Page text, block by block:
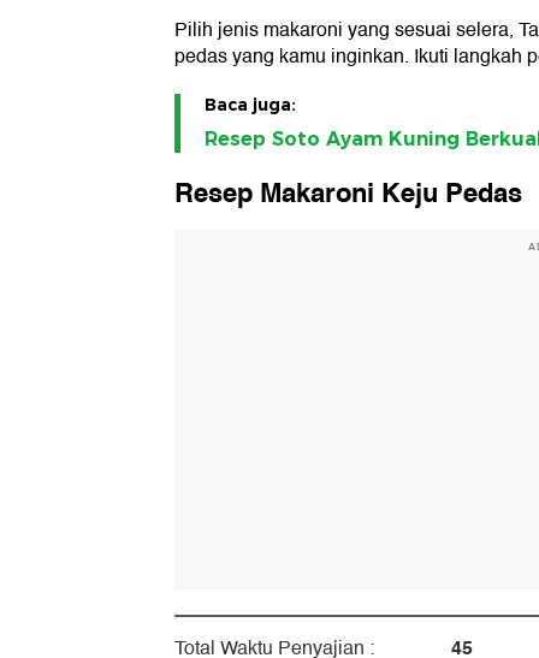
Pilih jenis makaroni yang sesuai selera,
pedas yang kamu inginkan. Ikuti langkah
Baca juga:
Resep Soto Ayam Kuning
Resep Makaroni Keju Pedas
Total Waktu Penyajian : 45